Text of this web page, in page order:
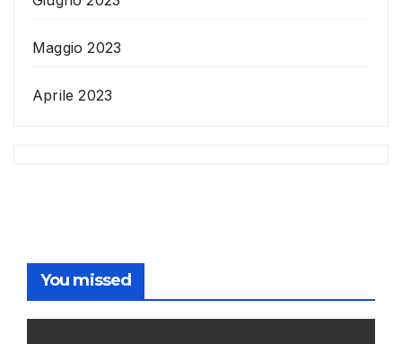
Maggio 2023
Aprile 2023
You missed